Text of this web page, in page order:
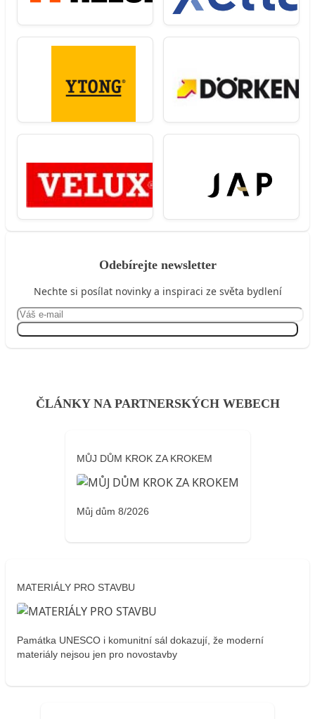
Odebírejte newsletter
Nechte si posílat novinky a inspiraci ze světa bydlení
ČLÁNKY NA PARTNERSKÝCH WEBECH
MŮJ DŮM KROK ZA KROKEM
Můj dům 8/2026
MATERIÁLY PRO STAVBU
Památka UNESCO i komunitní sál dokazují, že moderní
materiály nejsou jen pro novostavby